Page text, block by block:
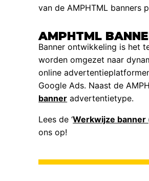
van de AMPHTML banners
AMPHTML
Banner ontwikkeling is het
worden omgezet naar
online
Google Ads. Naast de
banner advertentietype.
Lees de ‘Werkwijze
ons op!